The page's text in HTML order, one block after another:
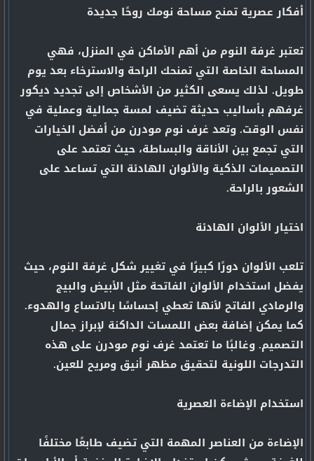
أفكار عصرية تمنح مساحة نومك روحًا جديدة
تعتبر غرفة النوم من أهم الأماكن في المنزل، فهي
المساحة الخاصة التي تمنحك الراحة والاسترخاء بعد يوم
طويل. لذلك يسعى الكثير من الأشخاص إلى تجديد ديكور
غرفهم بأساليب حديثة تضيف لمسة جمالية وعملية في
نفس الوقت. وتعد غرف نوم مودرن من أفضل الخيارات
التي تجمع بين الأناقة والبساطة، حيث تعتمد على
التصميمات الذكية والألوان الهادئة التي تساعد على
الشعور بالراحة.
اختيار الألوان الهادئة
تلعب الألوان دورًا كبيرًا في تغيير شكل غرفة النوم، حيث
يفضل استخدام الألوان الفاتحة مثل الأبيض والبيج
والرمادي الفاتح لأنها تعطي إحساسًا بالاتساع والهدوء.
كما يمكن إضافة بعض اللمسات الداكنة لإبراز جمال
التصميم. وغالبًا ما تعتمد غرف نوم مودرن على هذه
التدرجات اللونية لتحقيق مظهر أنيق ومريح للعين.
استخدام الإضاءة العصرية
الإضاءة من العناصر المهمة التي تضيف طابعًا مختلفًا